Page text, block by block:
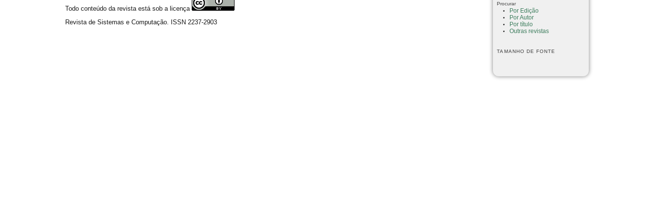
Procurar
Por Edição
Por Autor
Por título
Outras revistas
TAMANHO DE FONTE
Todo conteúdo da revista está sob a licença
Revista de Sistemas e Computação. ISSN 2237-2903